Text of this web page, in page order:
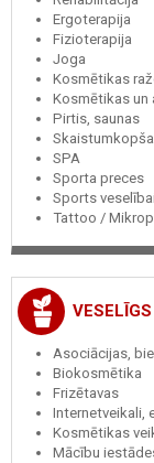
Ergoterapija
Fizioterapija
Joga
Kosmētikas
Kosmētikas un
Pirtis, saunas
SPA
Sporta preces
Sports
Tattoo /
Asociācijas,
Biokosmētika
Frizētavas
Internetveikali,
Kosmētikas
Mācību